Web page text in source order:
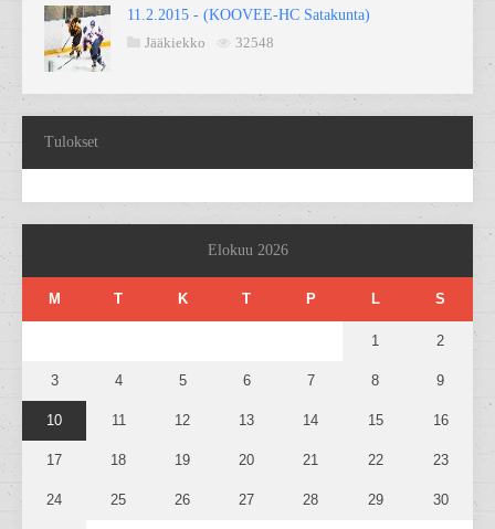
11.2.2015 - (KOOVEE-HC Satakunta)
Jääkiekko
32548
Tulokset
Elokuu 2026
M T K T P L S
1 2
3 4 5 6 7 8 9
10 11 12 13 14 15 16
17 18 19 20 21 22 23
24 25 26 27 28 29 30